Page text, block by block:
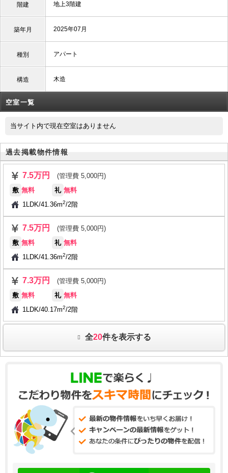
階建 地上3階建
築年月 2025年07月
種別 アパート
構造 木造
空室一覧
当サイト内で現在空室はありません
過去掲載物件情報
7.5万円
(管理費 5,000円)
敷 無料 礼 無料
1LDK/41.36m2/2階
7.5万円
(管理費 5,000円)
敷 無料 礼 無料
1LDK/41.36m2/2階
7.3万円
(管理費 5,000円)
敷 無料 礼 無料
1LDK/40.17m2/2階
全20件を表示する